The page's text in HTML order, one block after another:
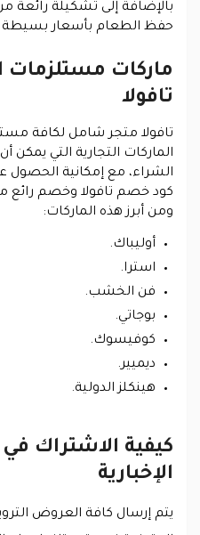
بالإضافة إلى تشكيلة رائعة
حفظ الطعام بأسعار بسيطة
ماركات
تافولا
تافولا متجر شامل لكافة
الماركات التجارية التي
الشراء، مع إمكانية
ومن أبرز هذه الماركات:
أوليباك.
استرا.
فن الخشب.
بوجاتي.
كوفيسوك.
ديميير.
هينكلز الدولية.
كيفية الاشتراك
الإخبارية
يتم إرسال كافة العروض